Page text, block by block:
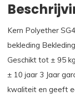
Kern Polyether
bekleding
Geschikt tot ± 95
± 10 jaar 3 Jaar
kwaliteit en geeft